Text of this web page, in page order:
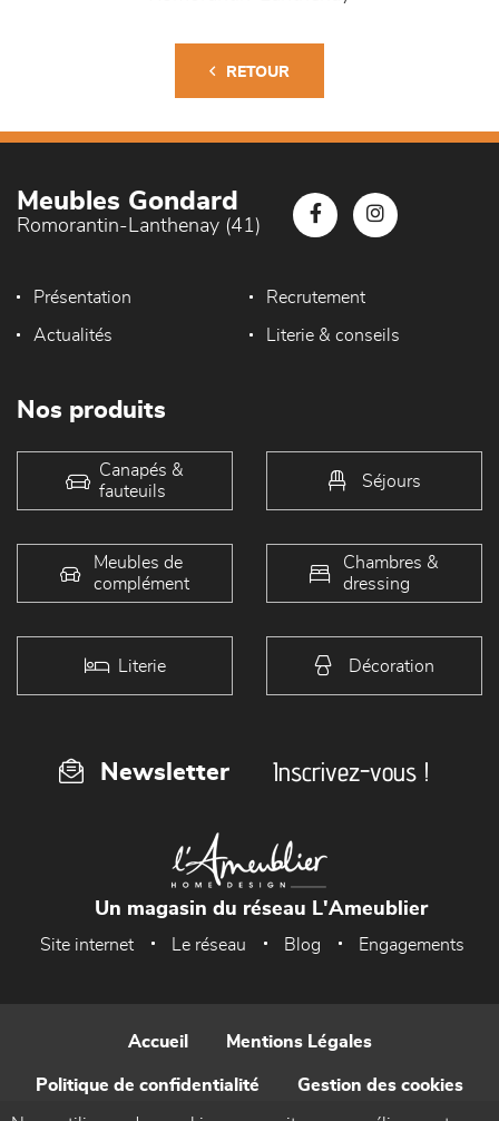
RETOUR
Meubles Gondard
Romorantin-Lanthenay (41)
Présentation Recrutement
Actualités Literie & conseils
Nos produits
Canapés &
fauteuils
Séjours
Meubles de
complément
Chambres &
dressing
Literie Décoration
Newsletter Inscrivez-vous !
Un magasin du réseau L'Ameublier
Site internet Le réseau Blog Engagements
Accueil Mentions Légales
Politique de confidentialité Gestion des cookies